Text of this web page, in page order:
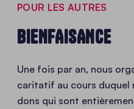
POUR LES AUTRES
BIENFAISANCE
Une fois par an, nous
caritatif au cours duquel
dons qui sont